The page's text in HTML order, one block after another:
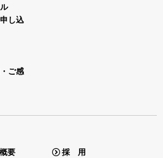
し込
ご感
要
採 用